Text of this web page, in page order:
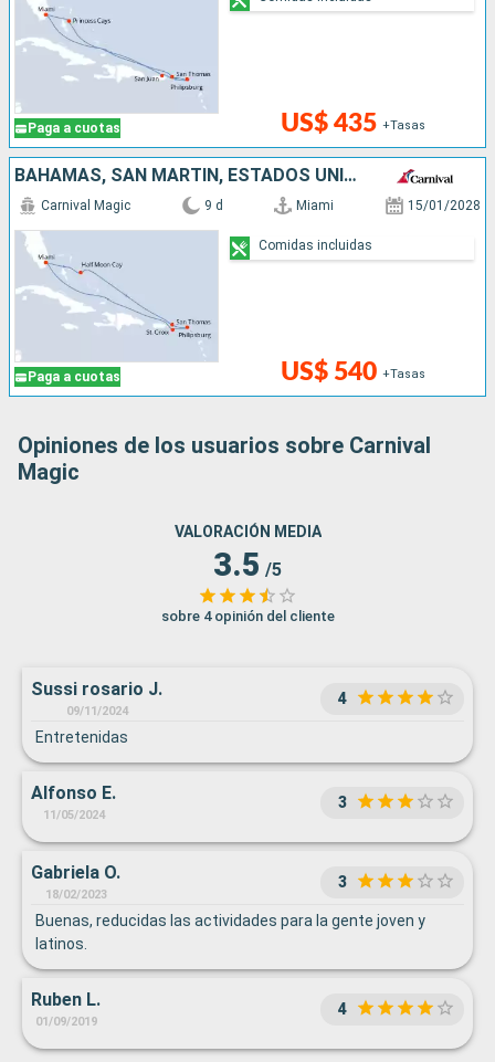
Paga a cuotas US$ 435 +Tasas
BAHAMAS, SAN MARTÍN, ESTADOS UNIDOS
Paga a cuotas
Carnival Magic 9 d Miami 15/01/2028
US$ 540 +Tasas
Comidas incluidas
Opiniones de los usuarios sobre Carnival
Magic
VALORACIÓN MEDIA
3.5 /5
sobre 4 opinión del cliente
Sussi rosario J.
09/11/2024
4
Entretenidas
Alfonso E.
11/05/2024
3
Gabriela O.
18/02/2023
3
Buenas, reducidas las actividades para la gente joven y
latinos.
Ruben L.
01/09/2019
4